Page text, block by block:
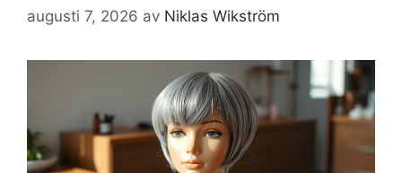
augusti 7, 2026 av Niklas Wikström